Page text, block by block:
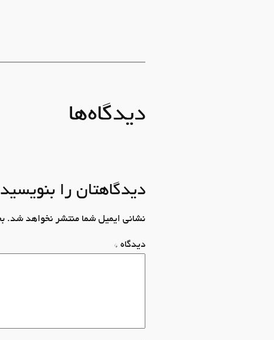
دیدگاه‌ها
دیدگاهتان را بنویسید
نشانی ایمیل شما منتشر نخواهد شد.
دیدگاه *